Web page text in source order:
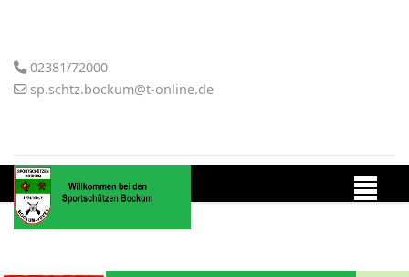
02381/72000
sp.schtz.bockum@t-online.de